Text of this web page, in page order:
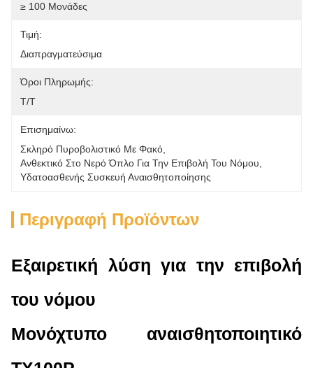
≥ 100 Μονάδες
Τιμή:
Διαπραγματεύσιμα
Όροι Πληρωμής:
Τ/Τ
Επισημαίνω:
Σκληρό Πυροβολιστικό Με Φακό
Ανθεκτικό Στο Νερό Όπλο Για Την Επιβολή Του Νόμου
Υδατοασθενής Συσκευή Αναισθητοποίησης
Περιγραφή Προϊόντων
Εξαιρετική λύση για την επιβολή
του νόμου
Μονόχτυπο αναισθητοποιητικό